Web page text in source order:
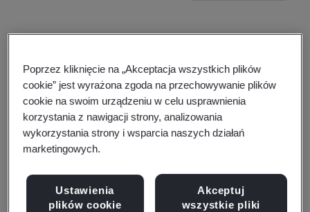
CONSTRUCTION
JOINT STOCK COMPANY
Floor 14th, Centec Tower,
72-74 Nguyen Thi Minh Khai Street,
Xuan Hoa Ward,
Ho Chi Minh City,
Vietnam
Poprzez kliknięcie na „Akceptacja wszystkich plików
cookie” jest wyrażona zgoda na przechowywanie plików
cookie na swoim urządzeniu w celu usprawnienia
korzystania z nawigacji strony, analizowania
wykorzystania strony i wsparcia naszych działań
marketingowych.
Ustawienia
plików cookie
Akceptuj
wszystkie pliki